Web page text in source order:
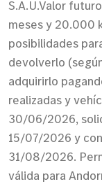
S.A.U.Valor
meses y 20.000
posibilidades
devolverlo
adquirirlo
realizadas y
30/06/2026,
15/07/2026 y
31/08/2026.
válida para